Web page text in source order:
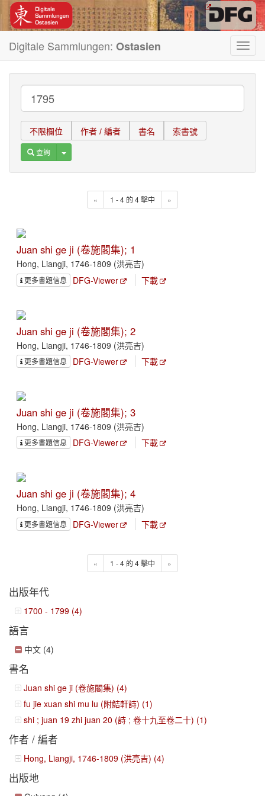
Digitale Sammlungen: Ostasien
不限欄位 作者 / 編者 書名 索書號
查詢 Toggle Dropdown
« 1 - 4 的 4 擊中 »
Juan shi ge ji (卷施閣集); 1
Hong, Liangji, 1746-1809 (洪亮吉)
更多書題信息 DFG-Viewer 下載
Juan shi ge ji (卷施閣集); 2
Hong, Liangji, 1746-1809 (洪亮吉)
更多書題信息 DFG-Viewer 下載
Juan shi ge ji (卷施閣集); 3
Hong, Liangji, 1746-1809 (洪亮吉)
更多書題信息 DFG-Viewer 下載
Juan shi ge ji (卷施閣集); 4
Hong, Liangji, 1746-1809 (洪亮吉)
更多書題信息 DFG-Viewer 下載
« 1 - 4 的 4 擊中 »
出版年代
1700 - 1799 (4)
語言
中文 (4)
書名
Juan shi ge ji (卷施閣集) (4)
fu jie xuan shi mu lu (附鮚軒詩) (1)
shi ; juan 19 zhi juan 20 (詩 ; 卷十九至卷二十) (1)
作者 / 編者
Hong, Liangji, 1746-1809 (洪亮吉) (4)
出版地